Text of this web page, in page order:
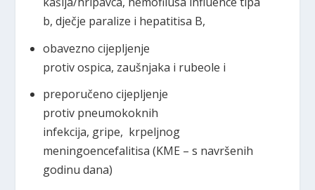
b, dječje paralize i hepatitisa B,
obavezno cijepljenje
protiv ospica, zaušnjaka i rubeole i
preporučeno cijepljenje
protiv pneumokoknih
infekcija, gripe, krpeljnog
meningoencefalitisa (KME – s navršenih
godinu dana)